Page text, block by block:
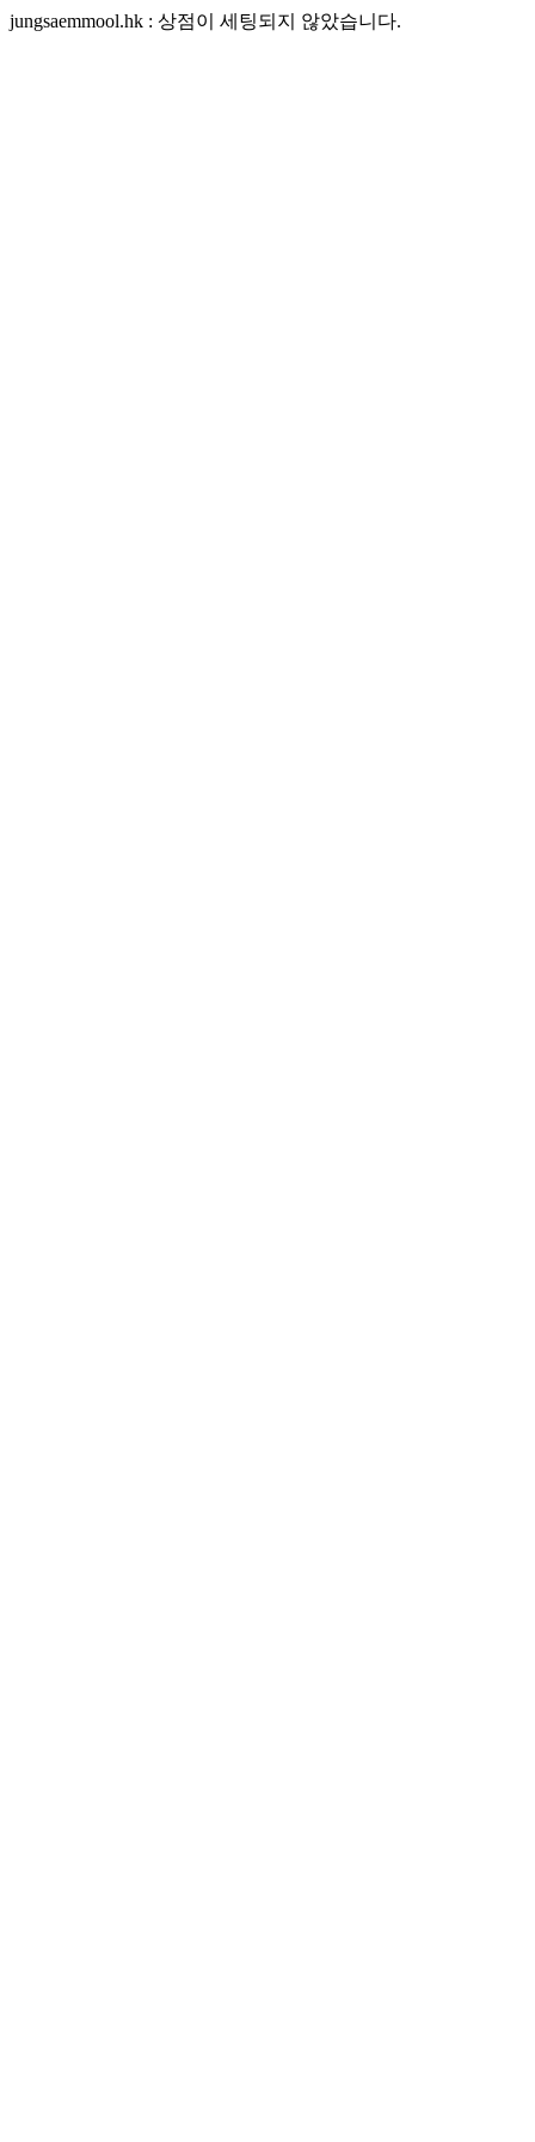
jungsaemmool.hk : 상점이 세팅되지 않았습니다.